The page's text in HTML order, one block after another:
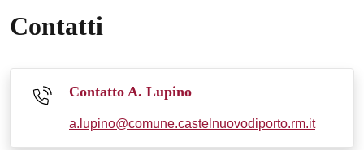
Contatti
Contatto A. Lupino
a.lupino@comune.castelnuovodiporto.rm.it